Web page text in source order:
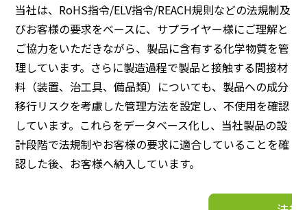
当社は、RoHS指令/ELV指令/REACH規則などの法規制及
びお客様の要求をベースに、サプライヤー様にご理解と
ご協⼒をいただきながら、製品に含有する化学物質を管
理しています。さらに製造過程で製品と接触する間接材
料（装置、治工具、備品類）についても、製品への成分
移行リスクを考慮した管理⽅法を設定し、不使用を確認
しています。これらをデータベース化し、当社製品の設
計段階で法規制やお客様の要求に適合していることを確
認した後、お客様へ納入しています。